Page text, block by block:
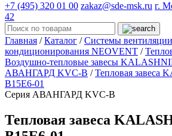
+7 (495) 320 01 00 zakaz@sde-msk.ru г.
42
Главная / Каталог / Системы
кондиционирования NEOVENT /
Воздушно-тепловые завесы
АВАНГАРД KVC-B / Тепловая
B15E6-01
Серия АВАНГАРД KVC-B
Тепловая завеса